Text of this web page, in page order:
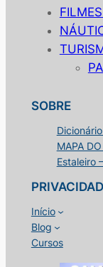
SOBRE
MAPA
Estaleiro
Início
Blog
Cursos